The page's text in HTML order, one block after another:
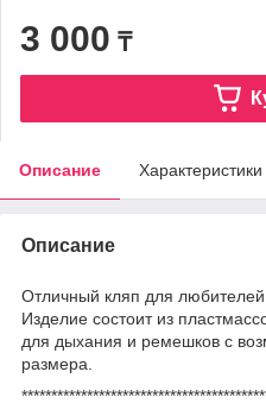
3 000 ₸
Описание Характеристики
Описание
Отличный кляп для
Изделие состоит из
для дыхания и ремешков с
размера.